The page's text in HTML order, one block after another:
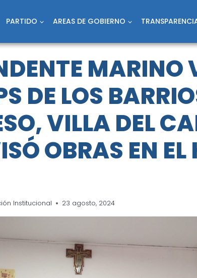
PARTIDO AREAS DE GOBIERNO
MARINO
DE LOS
VILLA DEL
OBRAS EN
Institucional 23 agosto, 2024